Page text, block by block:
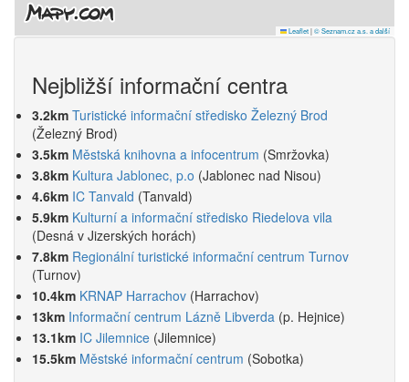
Leaflet|© Seznam.cz a.s. a další
Nejbližší informační centra
3.2km Turistické informační středisko Železný Brod
(Železný Brod)
3.5km Městská knihovna a infocentrum (Smržovka)
3.8km Kultura Jablonec, p.o (Jablonec nad Nisou)
4.6km IC Tanvald (Tanvald)
5.9km Kulturní a informační středisko Riedelova vila
(Desná v Jizerských horách)
7.8km Regionální turistické informační centrum Turnov
(Turnov)
10.4km KRNAP Harrachov (Harrachov)
13km Informační centrum Lázně Libverda (p. Hejnice)
13.1km IC Jilemnice (Jilemnice)
15.5km Městské informační centrum (Sobotka)